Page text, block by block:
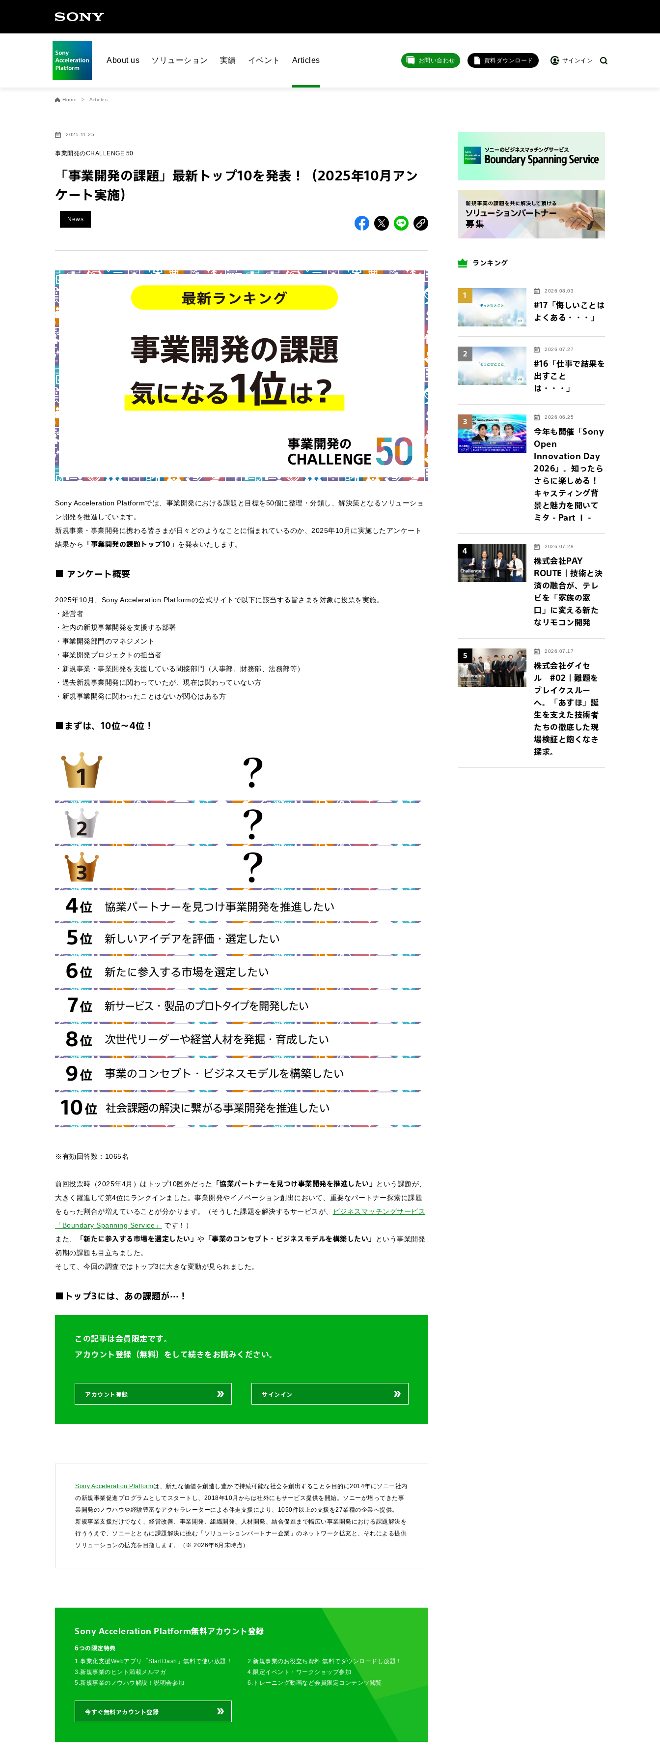
About us ソリューション 実績 イベント Articles お問い合わせ 資料ダウンロード サインイン
Home Articles
2025.11.25
事業開発のCHALLENGE 50
「事業開発の課題」最新トップ10を発表！（2025年10月アン
ケート実施）
News
Sony Acceleration Platformでは、事業開発における課題と目標を50個に整理・分類し、解決策となるソリューショ
ン開発を推進しています。
新規事業・事業開発に携わる皆さまが日々どのようなことに悩まれているのか、2025年10月に実施したアンケート
結果から
「事業開発の課題トップ10」 を発表いたします。
■ アンケート概要
2025年10月、Sony Acceleration Platformの公式サイトで以下に該当する皆さまを対象に投票を実施。
・経営者
・社内の新規事業開発を支援する部署
・事業開発部門のマネジメント
・事業開発プロジェクトの担当者
・新規事業・事業開発を支援している間接部門（人事部、財務部、法務部等）
・過去新規事業開発に関わっていたが、現在は関わっていない方
・新規事業開発に関わったことはないが関心はある方
■まずは、10位～4位！
※有効回答数：1065名
前回投票時（2025年4月）はトップ10圏外だった 「協業パートナーを見つけ事業開発を推進したい」
という課題が、
大きく躍進して第4位にランクインました。事業開発やイノベーション創出において、重要なパートナー探索に課題
をもった割合が増えていることが分かります。（そうした課題を解決するサービスが、
ビジネスマッチングサービス
「Boundary Spanning Service」
です！）
また、
「新たに参入する市場を選定したい」 や 「事業のコンセプト・ビジネスモデルを構築したい」
という事業開発
初期の課題も目立ちました。
そして、今回の調査ではトップ3に大きな変動が見られました。
■トップ3には、あの課題が…！
この記事は会員限定です。
アカウント登録（無料）をして続きをお読みください。
アカウント登録 サインイン
Sony Acceleration Platformは、新たな価値を創造し豊かで持続可能な社会を創出することを目的に2014年にソニー社内
の新規事業促進プログラムとしてスタートし、2018年10月からは社外にもサービス提供を開始。ソニーが培ってきた事
業開発のノウハウや経験豊富なアクセラレーターによる伴走支援により、1050件以上の支援を27業種の企業へ提供。
新規事業支援だけでなく、経営改善、事業開発、組織開発、人材開発、結合促進まで幅広い事業開発における課題解決を
行ううえで、ソニーとともに課題解決に挑む「ソリューションパートナー企業」のネットワーク拡充と、それによる提供
ソリューションの拡充を目指します。（※ 2026年6月末時点）
Sony Acceleration Platform無料アカウント登録
6つの限定特典
1.事業化支援Webアプリ「StartDash」無料で使い放題！
2.新規事業のお役立ち資料 無料でダウンロードし放題！
3.新規事業のヒント満載メルマガ
4.限定イベント・ワークショップ参加
5.新規事業のノウハウ解説！説明会参加
6.トレーニング動画など会員限定コンテンツ閲覧
今すぐ無料アカウント登録
ランキング
1 2026.08.03
#17「悔しいことは
よくある・・・」
2 2026.07.27
#16「仕事で結果を
出すこと
は・・・」
3 2026.06.25
今年も開催「Sony
Open
Innovation Day
2026」。知ったら
さらに楽しめる！
キャスティング背
景と魅力を聞いて
ミタ - Part Ⅰ -
4 2026.07.28
株式会社PAY
ROUTE｜技術と決
済の融合が、テレ
ビを「家族の窓
口」に変える新た
なリモコン開発
5 2026.07.17
株式会社ダイセ
ル #02｜難題を
ブレイクスルー
へ。「あすほ」誕
生を支えた技術者
たちの徹底した現
場検証と飽くなき
探求。
お問い合わせ
す）。
法人お問い合わせ
FAQ&個人お問い合わせは以下のボタンからお願いします。